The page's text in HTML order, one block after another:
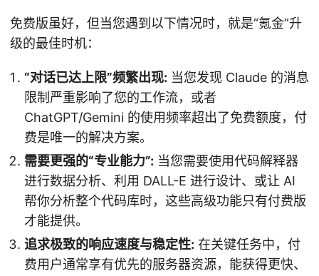
免费版虽好，但当您遇到以下情况时，就是“氪金”升
级的最佳时机：
“对话已达上限”频繁出现: 当您发现 Claude 的消息
限制严重影响了您的工作流，或者
ChatGPT/Gemini 的使用频率超出了免费额度，付
费是唯一的解决方案。
需要更强的“专业能力”: 当您需要使用代码解释器
进行数据分析、利用 DALL-E 进行设计、或让 AI
帮你分析整个代码库时，这些高级功能只有付费版
才能提供。
追求极致的响应速度与稳定性: 在关键任务中，付
费用户通常享有优先的服务器资源，能获得更快、